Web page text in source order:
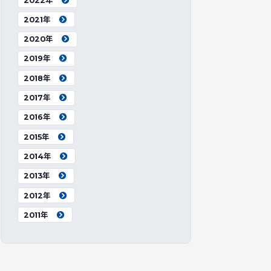
2021年
2020年
2019年
2018年
2017年
2016年
2015年
2014年
2013年
2012年
2011年